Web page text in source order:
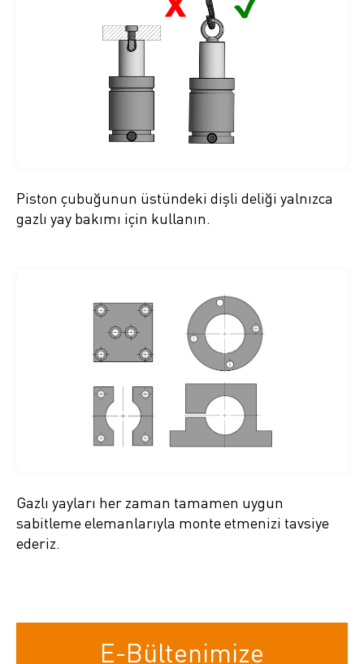
Piston çubuğunun üstündeki dişli deliği yalnızca
gazlı yay bakımı için kullanın.
Gazlı yayları her zaman tamamen uygun
sabitleme elemanlarıyla monte etmenizi tavsiye
ederiz.
E-Bültenimize